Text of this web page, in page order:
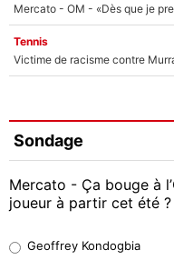
Tennis
Sondage
Mercato - Ça bouge à
joueur à partir cet été ?
Geoffrey Kondogbia